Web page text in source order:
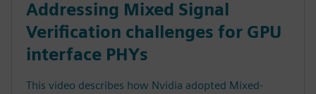
Addressing Mixed Signal
Verification challenges for GPU
interface PHYs
This video describes how Nvidia adopted Mixed-